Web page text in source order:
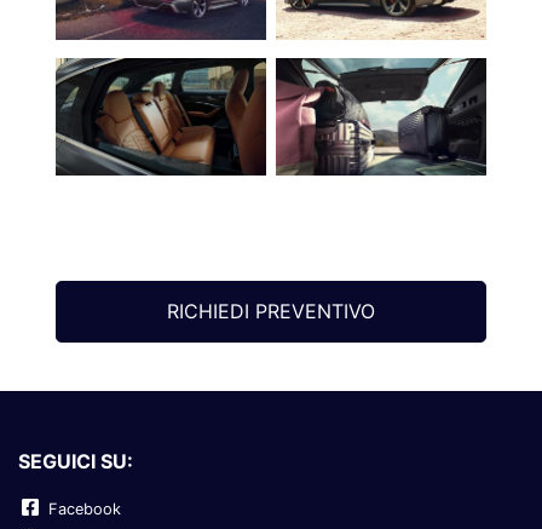
RICHIEDI PREVENTIVO
SEGUICI SU:
Facebook